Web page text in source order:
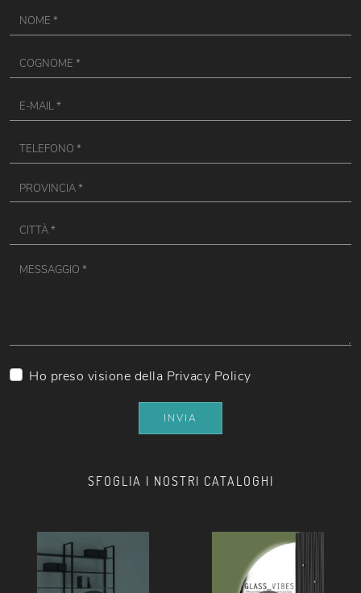
SFOGLIA I NOSTRI CATALOGHI
Ho preso visione della Privacy Policy
INVIA